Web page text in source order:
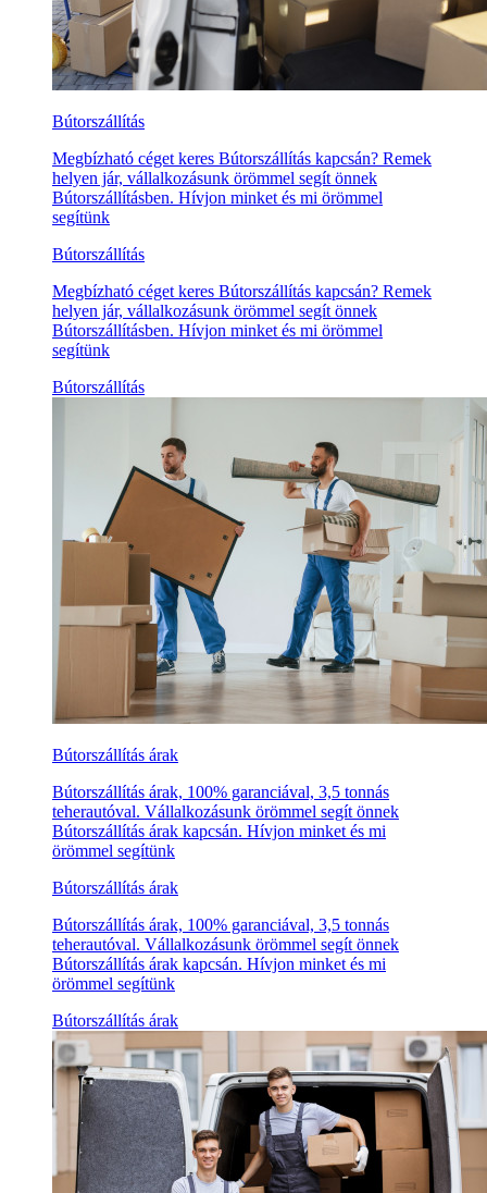
Bútorszállítás
Megbízható céget keres Bútorszállítás kapcsán? Remek
helyen jár, vállalkozásunk örömmel segít önnek
Bútorszállításben. Hívjon minket és mi örömmel
segítünk
Bútorszállítás
Megbízható céget keres Bútorszállítás kapcsán? Remek
helyen jár, vállalkozásunk örömmel segít önnek
Bútorszállításben. Hívjon minket és mi örömmel
segítünk
Bútorszállítás
Bútorszállítás árak
Bútorszállítás árak, 100% garanciával, 3,5 tonnás
teherautóval. Vállalkozásunk örömmel segít önnek
Bútorszállítás árak kapcsán. Hívjon minket és mi
örömmel segítünk
Bútorszállítás árak
Bútorszállítás árak, 100% garanciával, 3,5 tonnás
teherautóval. Vállalkozásunk örömmel segít önnek
Bútorszállítás árak kapcsán. Hívjon minket és mi
örömmel segítünk
Bútorszállítás árak